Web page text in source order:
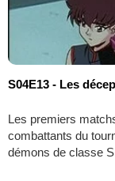
S04E13 - Les
Les premiers
combattants du
démons de classe